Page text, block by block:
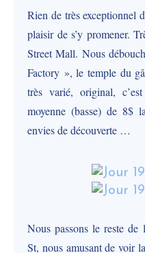
Rien de très exceptionnel
plaisir de s’y promener.
Street Mall. Nous
Factory », le temple du
très varié, original,
moyenne (basse) de 8$
envies de découverte …
Nous passons le reste de
St, nous amusant de voir